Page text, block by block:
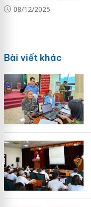
08/12/2025
Bài viết khác